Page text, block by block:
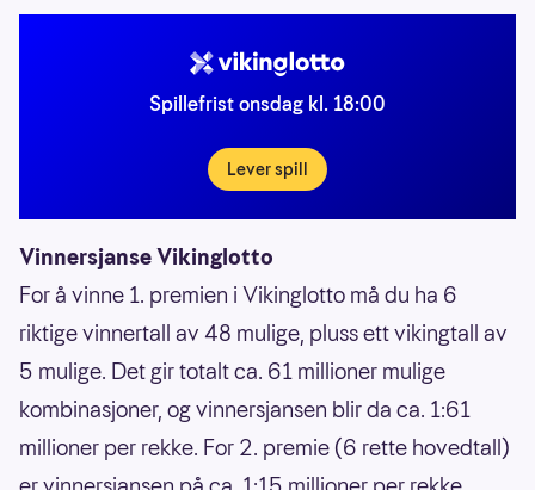
Spillefrist onsdag kl. 18:00
Lever spill
Vinnersjanse Vikinglotto
For å vinne 1. premien i Vikinglotto må du ha 6
riktige vinnertall av 48 mulige, pluss ett vikingtall av
5 mulige. Det gir totalt ca. 61 millioner mulige
kombinasjoner, og vinnersjansen blir da ca. 1:61
millioner per rekke. For 2. premie (6 rette hovedtall)